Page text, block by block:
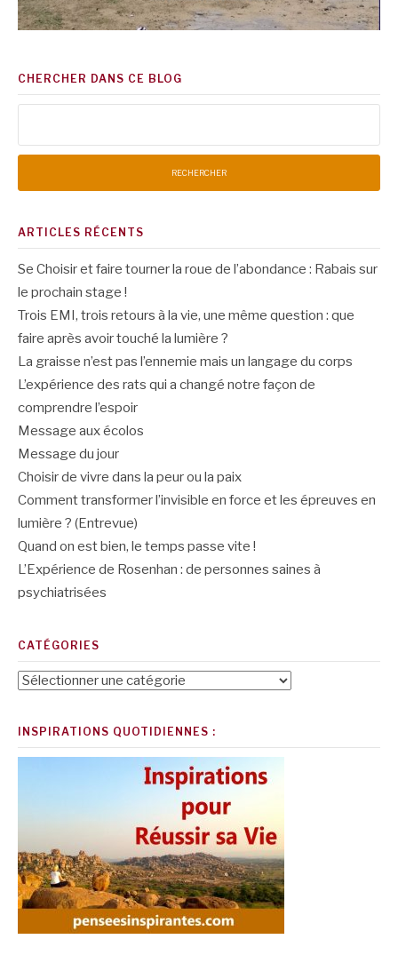
CHERCHER DANS CE BLOG
ARTICLES RÉCENTS
Se Choisir et faire tourner la roue de l’abondance : Rabais sur
le prochain stage !
Trois EMI, trois retours à la vie, une même question : que
faire après avoir touché la lumière ?
La graisse n’est pas l’ennemie mais un langage du corps
L’expérience des rats qui a changé notre façon de
comprendre l’espoir
Message aux écolos
Message du jour
Choisir de vivre dans la peur ou la paix
Comment transformer l’invisible en force et les épreuves en
lumière ? (Entrevue)
Quand on est bien, le temps passe vite !
L’Expérience de Rosenhan : de personnes saines à
psychiatrisées
CATÉGORIES
Catégories
INSPIRATIONS QUOTIDIENNES :